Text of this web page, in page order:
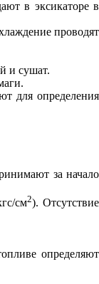
в эксикаторе в
проводят
и сушат.
для определения
за начало
см2). Отсутствие
определяют